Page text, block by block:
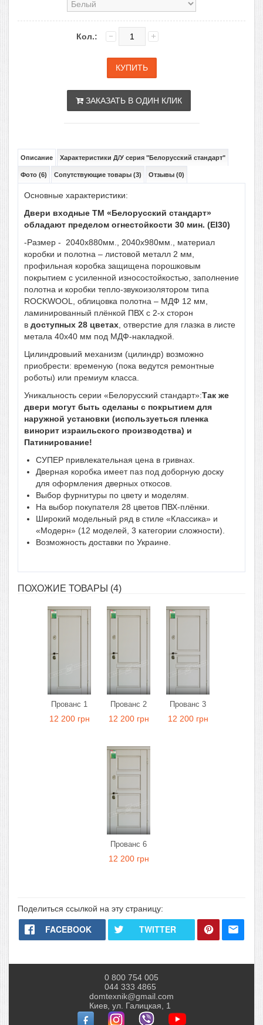
Кол.:
ЗАКАЗАТЬ В ОДИН КЛИК
Описание Характеристики Д/У серия "Белорусский стандарт"
Фото (6) Сопутствующие товары (3) Отзывы (0)
Основные характеристики:
Двери входные ТМ «Белорусский стандарт»
обладают пределом огнестойкости 30 мин. (EI30)
-Размер - 2040х880мм., 2040х980мм., материал
коробки и полотна – листовой металл 2 мм,
профильная коробка защищена порошковым
покрытием с усиленной износостойкостью, заполнение
полотна и коробки тепло-звукоизолятором типа
ROCKWOOL, облицовка полотна – МДФ 12 мм,
ламинированный плёнкой ПВХ с 2-х сторон
в доступных 28 цветах , отверстие для глазка в листе
метала 40х40 мм под МДФ-накладкой.
Цилиндровыий механизм (цилиндр) возможно
приобрести: временую (пока ведутся ремонтные
роботы) или премиум класса.
Уникальность серии «Белорусский стандарт»:Так же
двери могут быть сделаны с покрытием для
наружной установки (используеться пленка
винорит израильского производства) и
Патинирование!
СУПЕР привлекательная цена в гривнах.
Дверная коробка имеет паз под доборную доску
для оформления дверных откосов.
Выбор фурнитуры по цвету и моделям.
На выбор покупателя 28 цветов ПВХ-плёнки.
Широкий модельный ряд в стиле «Классика» и
«Модерн» (12 моделей, 3 категории сложности).
Возможность доставки по Украине.
ПОХОЖИЕ ТОВАРЫ (4)
Прованс 1
12 200 грн
Прованс 2
12 200 грн
Прованс 3
12 200 грн
Прованс 6
12 200 грн
Поделиться ссылкой на эту страницу:
FACEBOOK TWITTER
0 800 754 005
044 333 4865
domtexnik@gmail.com
Киев, ул. Галицкая, 1